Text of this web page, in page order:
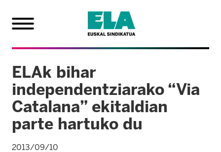
ELAk bihar
independentziarako “Via
Catalana” ekitaldian
parte hartuko du
2013/09/10